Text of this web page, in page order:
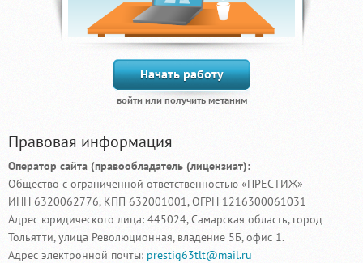
Начать работу
Правовая информация
Оператор сайта (правообладатель (лицензиат):
Общество с ограниченной ответственностью «ПРЕСТИЖ»
ИНН 6320062776, КПП 632001001, ОГРН 1216300061031
Адрес юридического лица: 445024, Самарская область, город
Тольятти, улица Революционная, владение 5Б, офис 1.
Адрес электронной почты: prestig63tlt@mail.ru